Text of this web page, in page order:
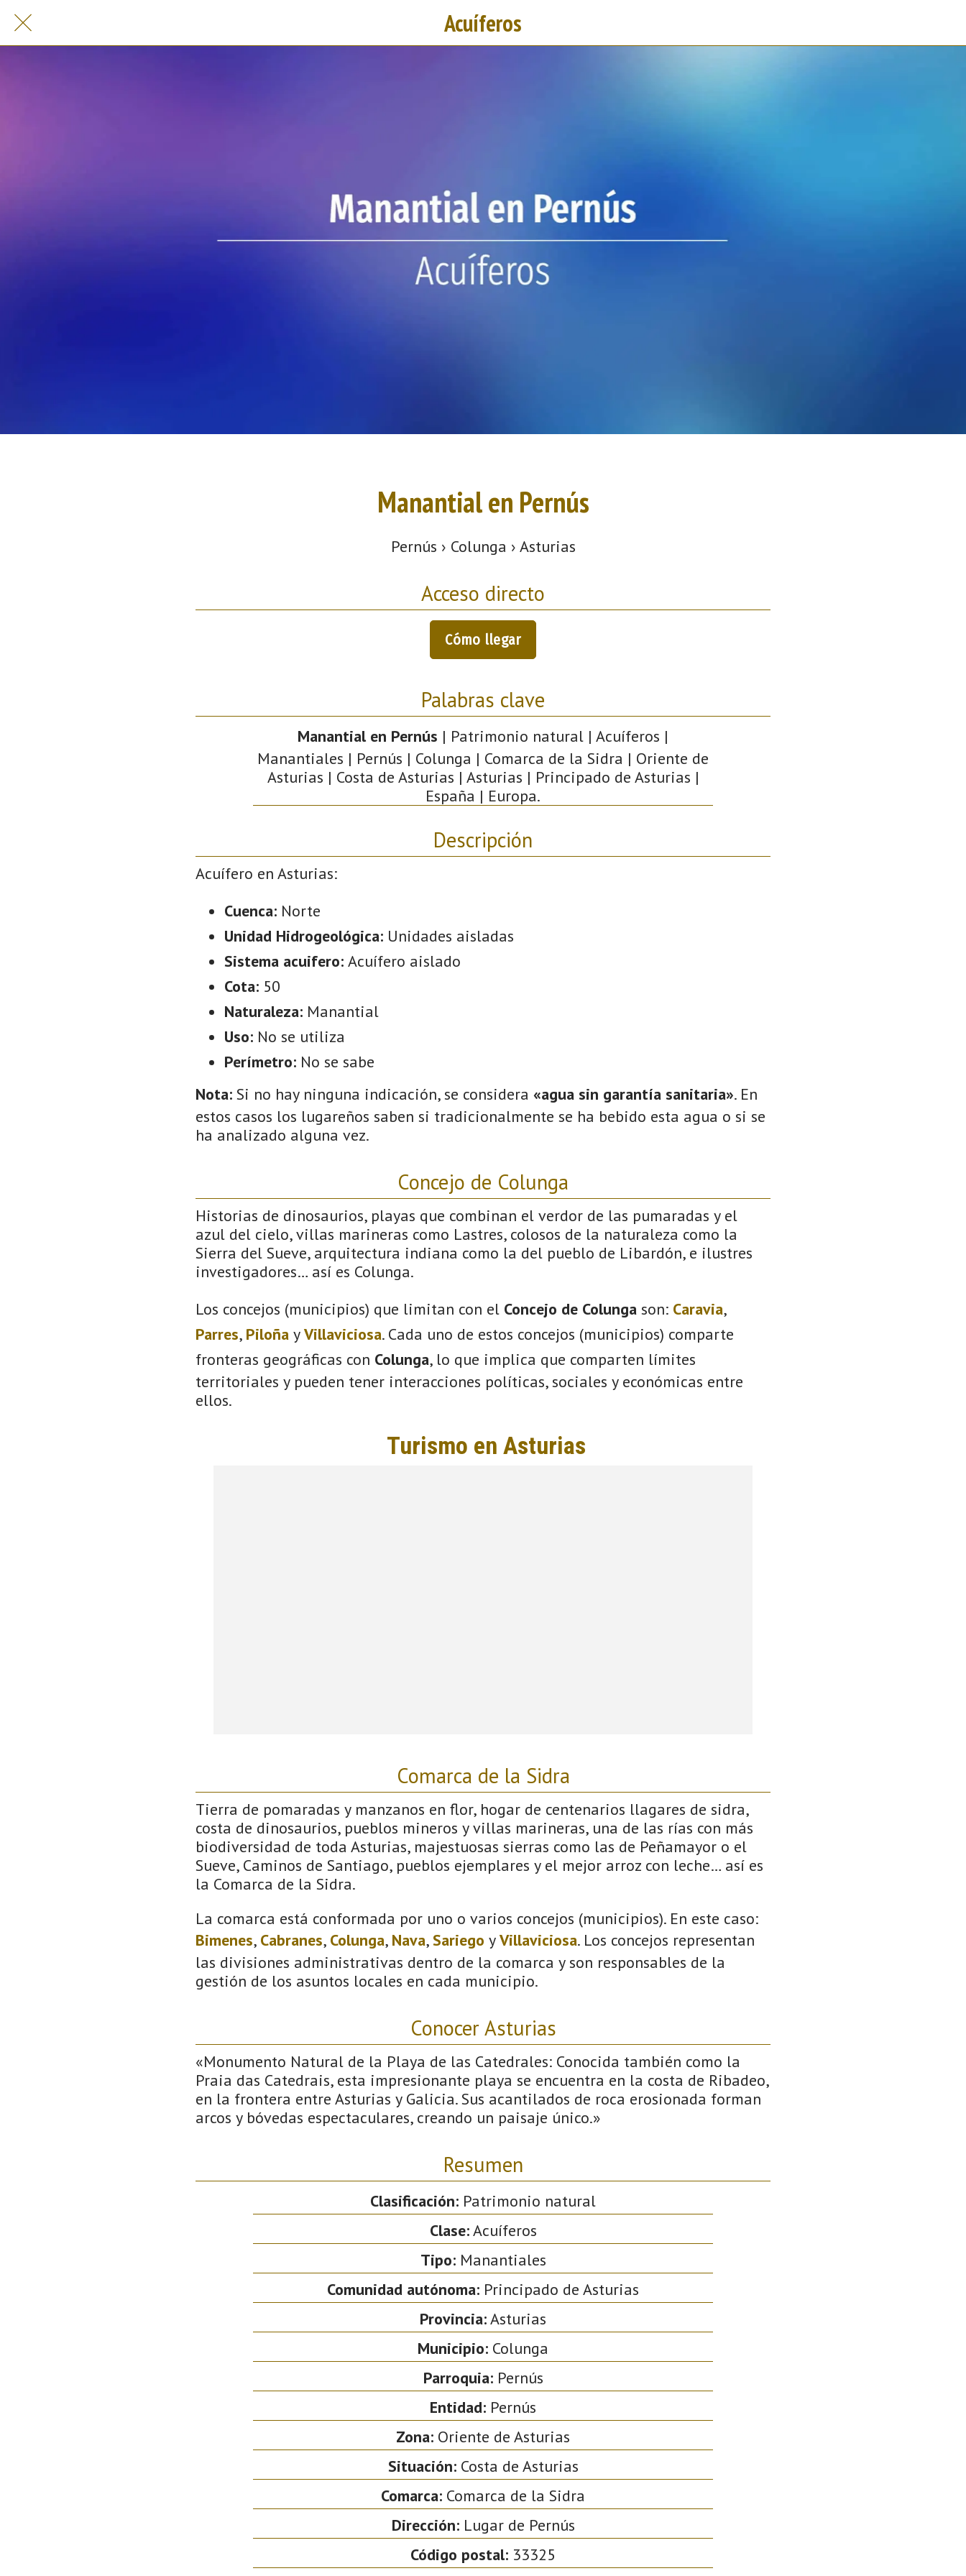
Acuíferos
Manantial en Pernús
Pernús › Colunga › Asturias
Acceso directo
Cómo llegar
Palabras clave
Manantial en Pernús | Patrimonio natural | Acuíferos |
Manantiales | Pernús | Colunga | Comarca de la Sidra | Oriente de
Asturias | Costa de Asturias | Asturias | Principado de Asturias |
España | Europa.
Descripción
Acuífero en Asturias:
Cuenca: Norte
Unidad Hidrogeológica: Unidades aisladas
Sistema acuifero: Acuífero aislado
Cota: 50
Naturaleza: Manantial
Uso: No se utiliza
Perímetro: No se sabe
Nota: Si no hay ninguna indicación, se considera «agua sin garantía sanitaria». En
estos casos los lugareños saben si tradicionalmente se ha bebido esta agua o si se
ha analizado alguna vez.
Concejo de Colunga
Historias de dinosaurios, playas que combinan el verdor de las pumaradas y el
azul del cielo, villas marineras como Lastres, colosos de la naturaleza como la
Sierra del Sueve, arquitectura indiana como la del pueblo de Libardón, e ilustres
investigadores… así es Colunga.
Los concejos (municipios) que limitan con el Concejo de Colunga son: Caravia,
Parres, Piloña yVillaviciosa. Cada uno de estos concejos (municipios) comparte
fronteras geográficas con Colunga, lo que implica que comparten límites
territoriales y pueden tener interacciones políticas, sociales y económicas entre
ellos.
Comarca de la Sidra
Tierra de pomaradas y manzanos en flor, hogar de centenarios llagares de sidra,
costa de dinosaurios, pueblos mineros y villas marineras, una de las rías con más
biodiversidad de toda Asturias, majestuosas sierras como las de Peñamayor o el
Sueve, Caminos de Santiago, pueblos ejemplares y el mejor arroz con leche… así es
la Comarca de la Sidra.
La comarca está conformada por uno o varios concejos (municipios). En este caso:
Bimenes, Cabranes, Colunga, Nava,Sariego yVillaviciosa. Los concejos representan
las divisiones administrativas dentro de la comarca y son responsables de la
gestión de los asuntos locales en cada municipio.
Conocer Asturias
«Monumento Natural de la Playa de las Catedrales: Conocida también como la
Praia das Catedrais, esta impresionante playa se encuentra en la costa de Ribadeo,
en la frontera entre Asturias y Galicia. Sus acantilados de roca erosionada forman
arcos y bóvedas espectaculares, creando un paisaje único.»
Resumen
Clasificación: Patrimonio natural
Clase:Acuíferos
Tipo:Manantiales
Comunidad autónoma: Principado de Asturias
Provincia:Asturias
Municipio: Colunga
Parroquia:Pernús
Entidad: Pernús
Zona: Oriente de Asturias
Situación:Costa de Asturias
Comarca: Comarca de la Sidra
Dirección:Lugar de Pernús
Código postal: 33325